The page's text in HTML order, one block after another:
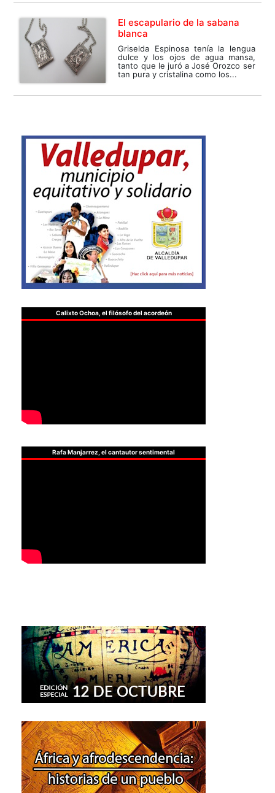
El escapulario de la sabana
blanca
Griselda Espinosa tenía la lengua
dulce y los ojos de agua mansa,
tanto que le juró a José Orozco ser
tan pura y cristalina como los...
Calixto Ochoa, el filósofo del acordeón
Rafa Manjarrez, el cantautor sentimental